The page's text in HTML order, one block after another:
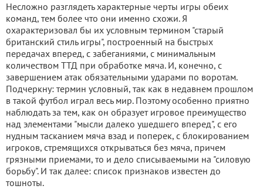
Несложно разглядеть характерные черты игры обеих
команд, тем более что они именно схожи. Я
охарактеризовал бы их условным термином "старый
британский стиль игры", построенный на быстрых
передачах вперед, с забеганиями, с минимальным
количеством ТТД при обработке мяча. И, конечно, с
завершением атак обязательными ударами по воротам.
Подчеркну: термин условный, так как в недавнем прошлом
в такой футбол играл весь мир. Поэтому особенно приятно
наблюдать за тем, как он образует игровое преимущество
над элементами "мысли далеко ушедшего вперед", с его
нудным тасканием мяча взад и поперек, с блокированием
игроков, стремящихся открываться без мяча, причем
грязными приемами, то и дело списываемыми на "силовую
борьбу". И так далее: список признаков известен до
тошноты.